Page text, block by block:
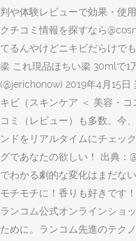
判や体験レビューで効果・使
クチコミ情報を探すなら
てるんやけどニキビだらけで
梁 これ現品ほちい梁 30mlで
(@jerichonow) 2019年4月15日
キビ（スキンケア ＜ 美容・
コミ（レビュー）も多数。今
ンドをリアルタイムにチェッ
グであなたの欲しい！ 出典：
でわかる劇的な変化はまだな
モチモチに！香りも好きです
ランコム公式オンラインショ
ために。ランコム先進のテク